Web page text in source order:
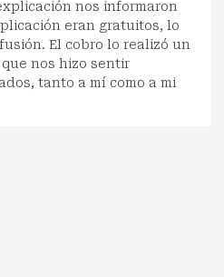
nos informaron
eran gratuitos, lo
El cobro lo realizó un
nos hizo sentir
tanto a mí como a mi